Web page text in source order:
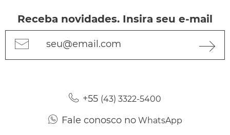
Receba novidades. Insira seu e-mail
seu@email.com
+55 (43) 3322-5400
Fale conosco noWhatsApp